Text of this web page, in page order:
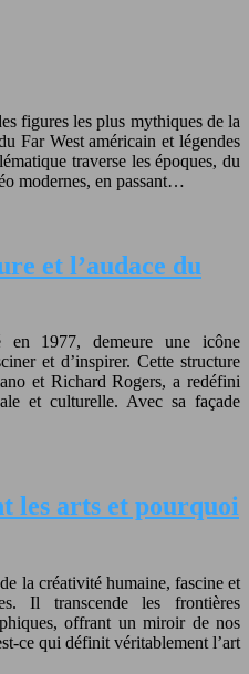
figures les plus mythiques de la
Far West américain et légendes
traverse les époques, du
modernes, en passant…
et l’audace du
en 1977, demeure une icône
et d’inspirer. Cette structure
et Richard Rogers, a redéfini
et culturelle. Avec sa façade
les arts et pourquoi
la créativité humaine, fascine et
Il transcende les frontières
offrant un miroir de nos
ce qui définit véritablement l’art